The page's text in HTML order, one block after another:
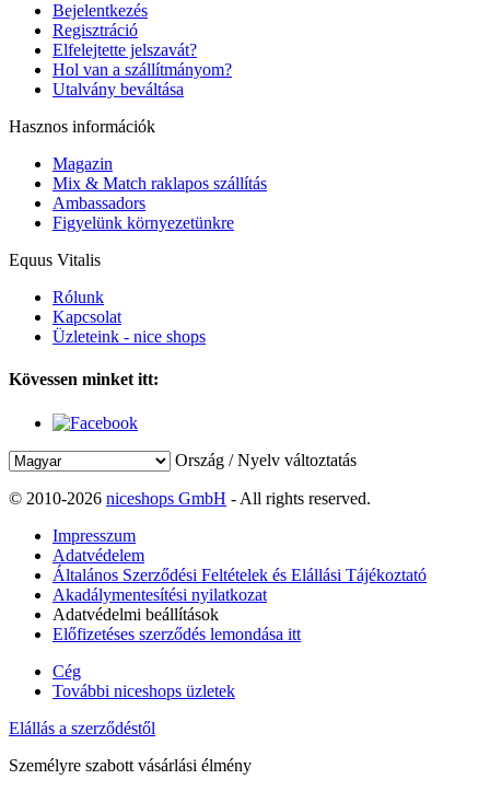
Bejelentkezés
Regisztráció
Elfelejtette jelszavát?
Hol van a szállítmányom?
Utalvány beváltása
Hasznos információk
Magazin
Mix & Match raklapos szállítás
Ambassadors
Figyelünk környezetünkre
Equus Vitalis
Rólunk
Kapcsolat
Üzleteink - nice shops
Kövessen minket itt:
Ország / Nyelv változtatás
© 2010-2026 niceshops GmbH - All rights reserved.
Impresszum
Adatvédelem
Általános Szerződési Feltételek és Elállási Tájékoztató
Akadálymentesítési nyilatkozat
Adatvédelmi beállítások
Előfizetéses szerződés lemondása itt
Cég
További niceshops üzletek
Elállás a szerződéstől
Személyre szabott vásárlási élmény